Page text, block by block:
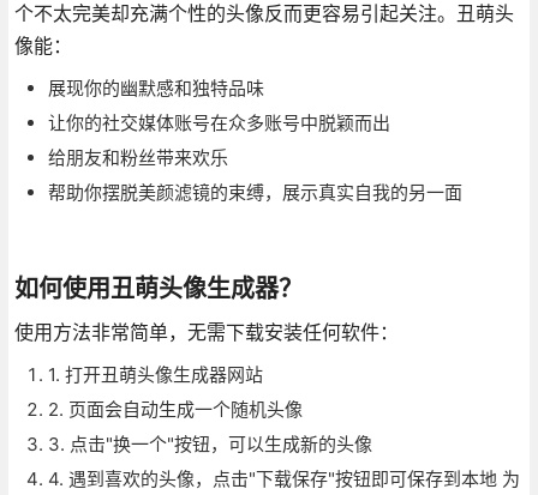
个不太完美却充满个性的头像反而更容易引起关注。丑萌头
像能：
展现你的幽默感和独特品味
让你的社交媒体账号在众多账号中脱颖而出
给朋友和粉丝带来欢乐
帮助你摆脱美颜滤镜的束缚，展示真实自我的另一面
如何使用丑萌头像生成器？
使用方法非常简单，无需下载安装任何软件：
1. 打开丑萌头像生成器网站
2. 页面会自动生成一个随机头像
3. 点击"换一个"按钮，可以生成新的头像
4. 遇到喜欢的头像，点击"下载保存"按钮即可保存到本地 为